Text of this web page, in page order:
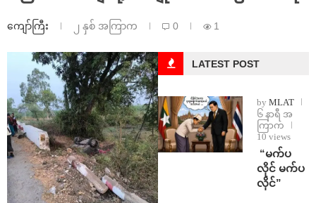
ကျော်ကြီး ၂ နှစ် အကြာက 0 1
LATEST POST
by MLAT
၆ နာရီ အ
ကြာက
10 views
⁨ ⁨“မက်ပ
လိုင် မက်ပ
လိုင်”